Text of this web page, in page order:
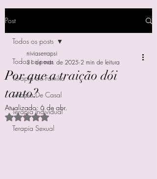
Post
Todos os posts
Terapia De Família
Terapia De Casal
Terapia Individual
Terapia Sexual
Todos os posts
Por que a traição dói
tanto?
niviaserrapsi
31 de mar. de 2025 2 min de leitura
Atualizado: 6 de abr.
Avaliado com NaN de 5 estrelas.